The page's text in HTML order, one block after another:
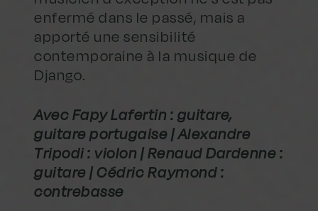
enfermé dans le passé, mais a
apporté une sensibilité
contemporaine à la musique de
Django.
Avec Fapy Lafertin : guitare,
guitare portugaise | Alexandre
Tripodi : violon | Renaud Dardenne :
guitare | Cédric Raymond :
contrebasse